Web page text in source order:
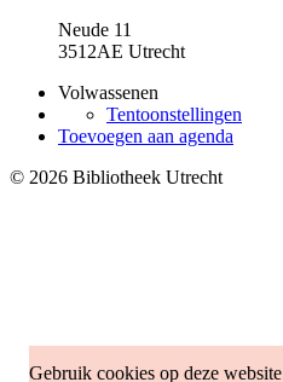
Gebruik cookies op deze website
Neude 11
3512AE Utrecht
Volwassenen
Tentoonstellingen
Toevoegen aan agenda
© 2026 Bibliotheek Utrecht